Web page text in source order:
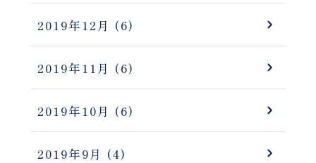
2019年12月 (6)
2019年11月 (6)
2019年10月 (6)
2019年9月 (4)